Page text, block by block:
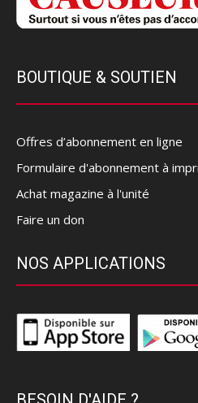
BOUTIQUE & SOUTIEN
Offres d’abonnement en ligne
Formulaire d'abonnement à
Achat magazine à l'unité
Faire un don
NOS APPLICATIONS